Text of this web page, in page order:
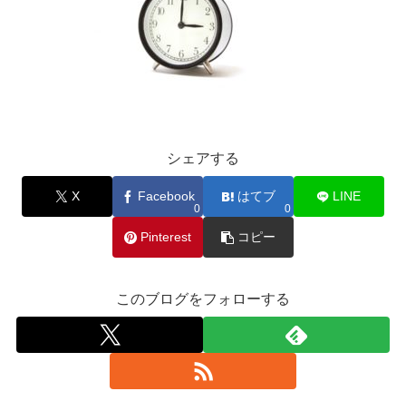
シェアする
X Facebook
0
はてブ
0
LINE
Pinterest コピー
このブログをフォローする